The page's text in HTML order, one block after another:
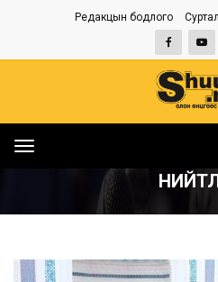
Редакцын бодлого
Toggle